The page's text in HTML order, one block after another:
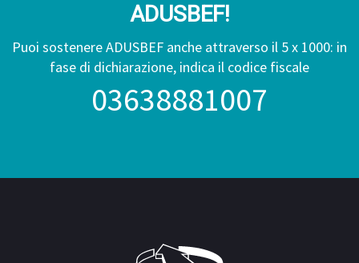
ADUSBEF!
Puoi sostenere ADUSBEF anche attraverso il 5 x 1000: in
fase di dichiarazione, indica il codice fiscale
03638881007